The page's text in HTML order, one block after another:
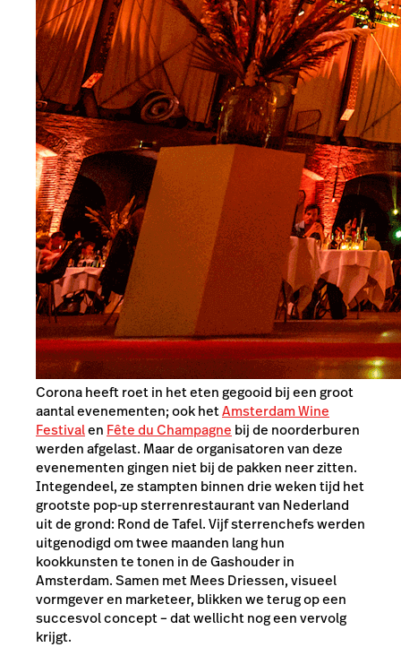
Corona heeft roet in het eten gegooid bij een groot
aantal evenementen; ook hetAmsterdam Wine
Festivalen Fête du Champagne bij de noorderburen
werden afgelast. Maar de organisatoren van deze
evenementen gingen niet bij de pakken neer zitten.
Integendeel, ze stampten binnen drie weken tijd het
grootste pop-up sterrenrestaurant van Nederland
uit de grond: Rond de Tafel. Vijf sterrenchefs werden
uitgenodigd om twee maanden lang hun
kookkunsten te tonen in de Gashouder in
Amsterdam. Samen met Mees Driessen, visueel
vormgever en marketeer, blikken we terug op een
succesvol concept – dat wellicht nog een vervolg
krijgt.